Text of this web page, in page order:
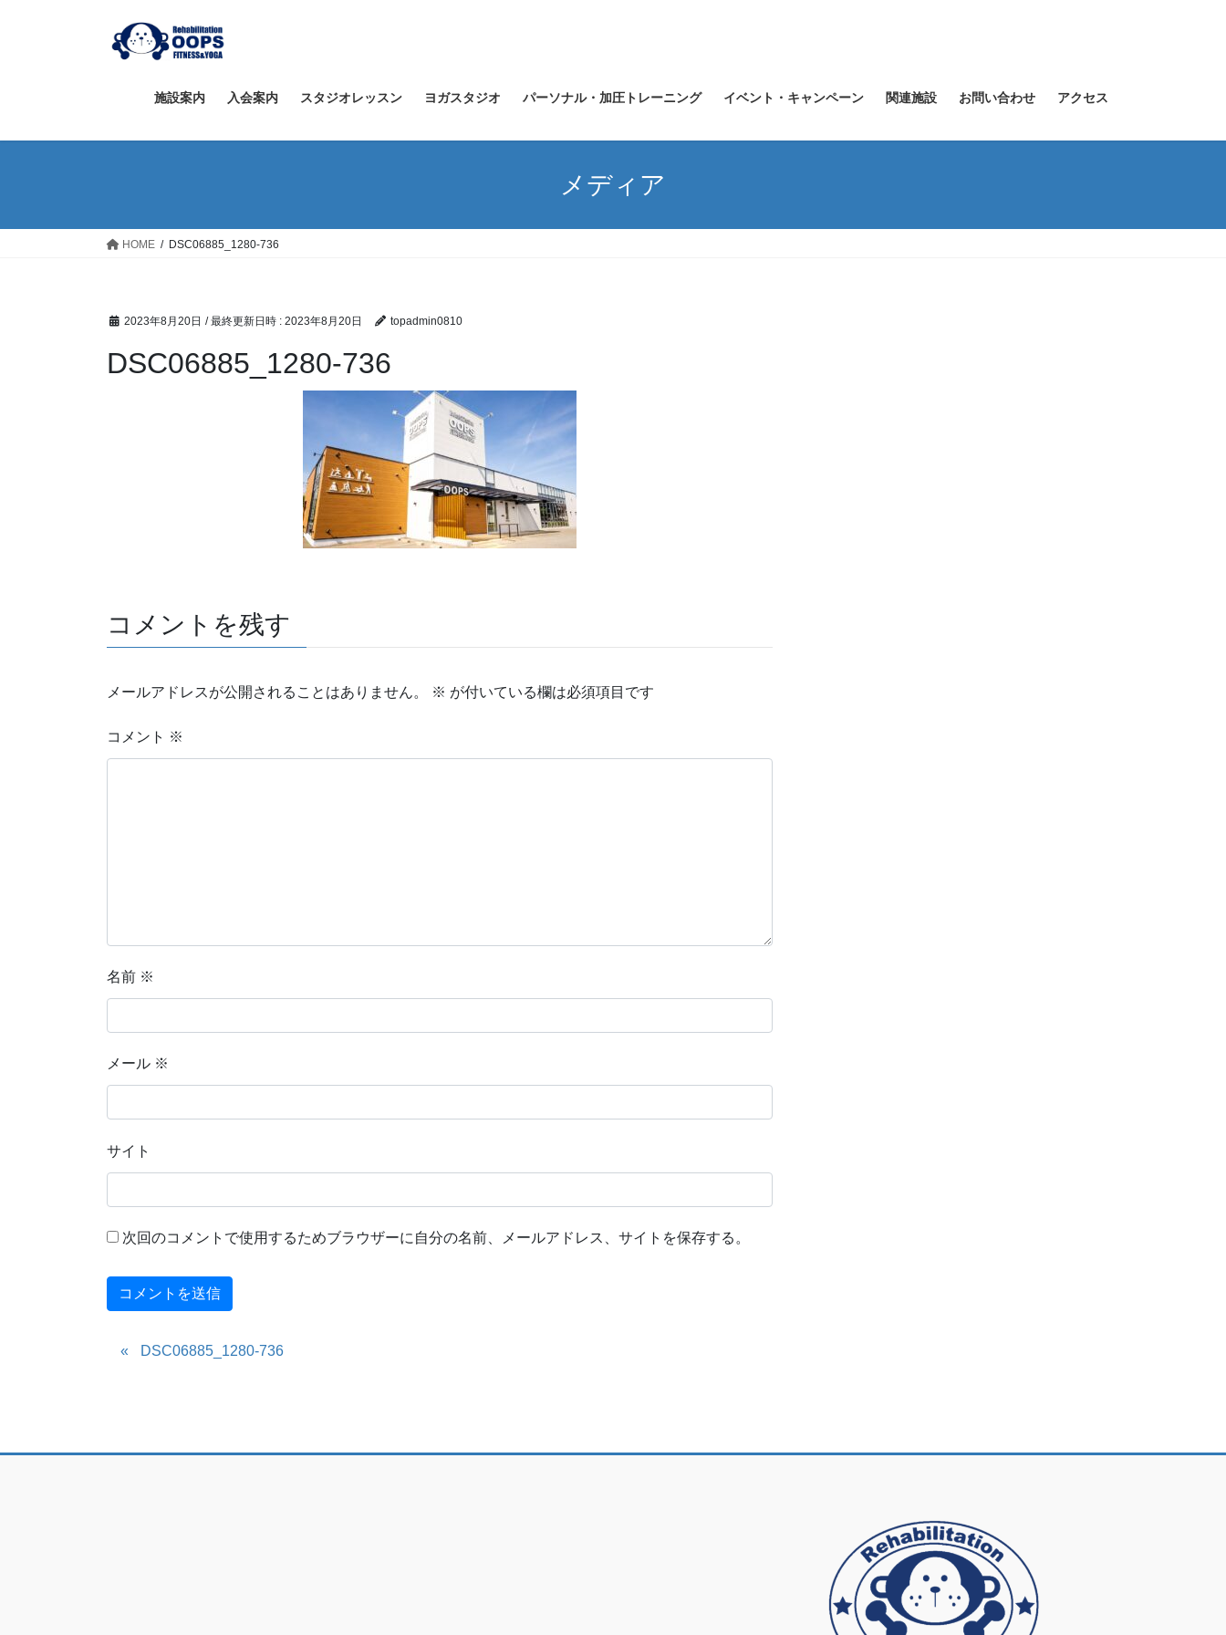
ス
ン
施設案内 入会案内 スタジオレッスン ヨガスタジオ パーソナル・加圧トレーニング イベント・キャンペーン 関連施設 お問い合わせ アクセス
メディア
HOME DSC06885_1280-736
2023年8月20日 / 最終更新日時 : 2023年8月20日 topadmin0810
DSC06885_1280-736
コメントを残す
メールアドレスが公開されることはありません。 ※ が付いている欄は必須項目です
コメント ※
名前 ※
メール ※
サイト
次回のコメントで使用するためブラウザーに自分の名前、メールアドレス、サイトを保存する。
DSC06885_1280-736